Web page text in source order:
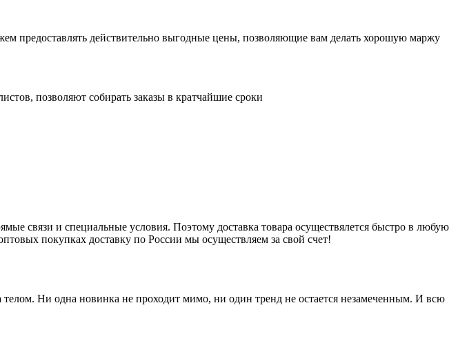
предоставлять действительно выгодные цены, позволяющие вам делать хорошую маржу
позволяют собирать заказы в кратчайшие сроки
связи и специальные условия. Поэтому доставка товара осуществялется быстро в любую
покупках доставку по России мы осуществляем за свой счет!
Ни одна новинка не проходит мимо, ни один тренд не остается незамеченным. И всю